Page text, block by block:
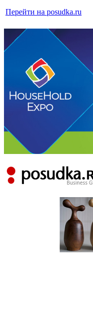
Перейти на posudka.ru